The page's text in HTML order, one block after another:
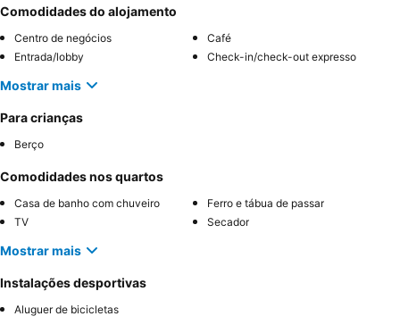
Comodidades do alojamento
Centro de negócios
Café
Entrada/lobby
Check-in/check-out expresso
Mostrar mais
Para crianças
Berço
Comodidades nos quartos
Casa de banho com chuveiro
Ferro e tábua de passar
TV
Secador
Mostrar mais
Instalações desportivas
Aluguer de bicicletas